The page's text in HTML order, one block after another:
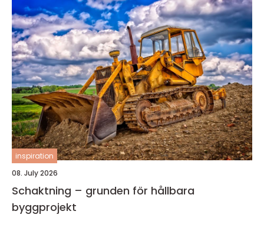
inspiration
08. July 2026
Schaktning – grunden för hållbara
byggprojekt